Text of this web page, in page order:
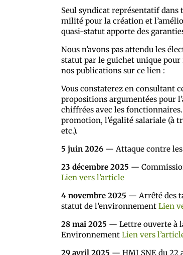
Seul syndicat représentatif dans
milité pour la création et
quasi-statut apporte des
Nous n’avons pas attendu les
statut par le guichet unique pour
nos publications sur ce lien :
Vous constaterez en consultant
propositions argumentées pour
chiffrées avec les
promotion, l’égalité salariale (à
etc.).
5 juin 2026 — Attaque contre les
23 décembre 2025 —
Lien vers l’article
4 novembre 2025 — Arrêté des
statut de l’environnement Lien
28 mai 2025 — Lettre ouverte à
Environnement Lien vers
29 avril 2025 — HMI SNE du 22